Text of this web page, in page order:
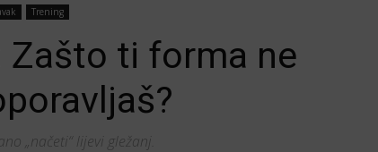
Trening
Zašto ti forma ne
„načeti“ lijevi gležanj.